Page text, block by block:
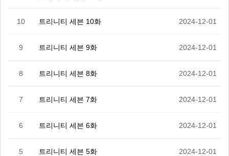
10 트리니티 세븐 10화 2024-12-01
9 트리니티 세븐 9화 2024-12-01
8 트리니티 세븐 8화 2024-12-01
7 트리니티 세븐 7화 2024-12-01
6 트리니티 세븐 6화 2024-12-01
5 트리니티 세븐 5화 2024-12-01